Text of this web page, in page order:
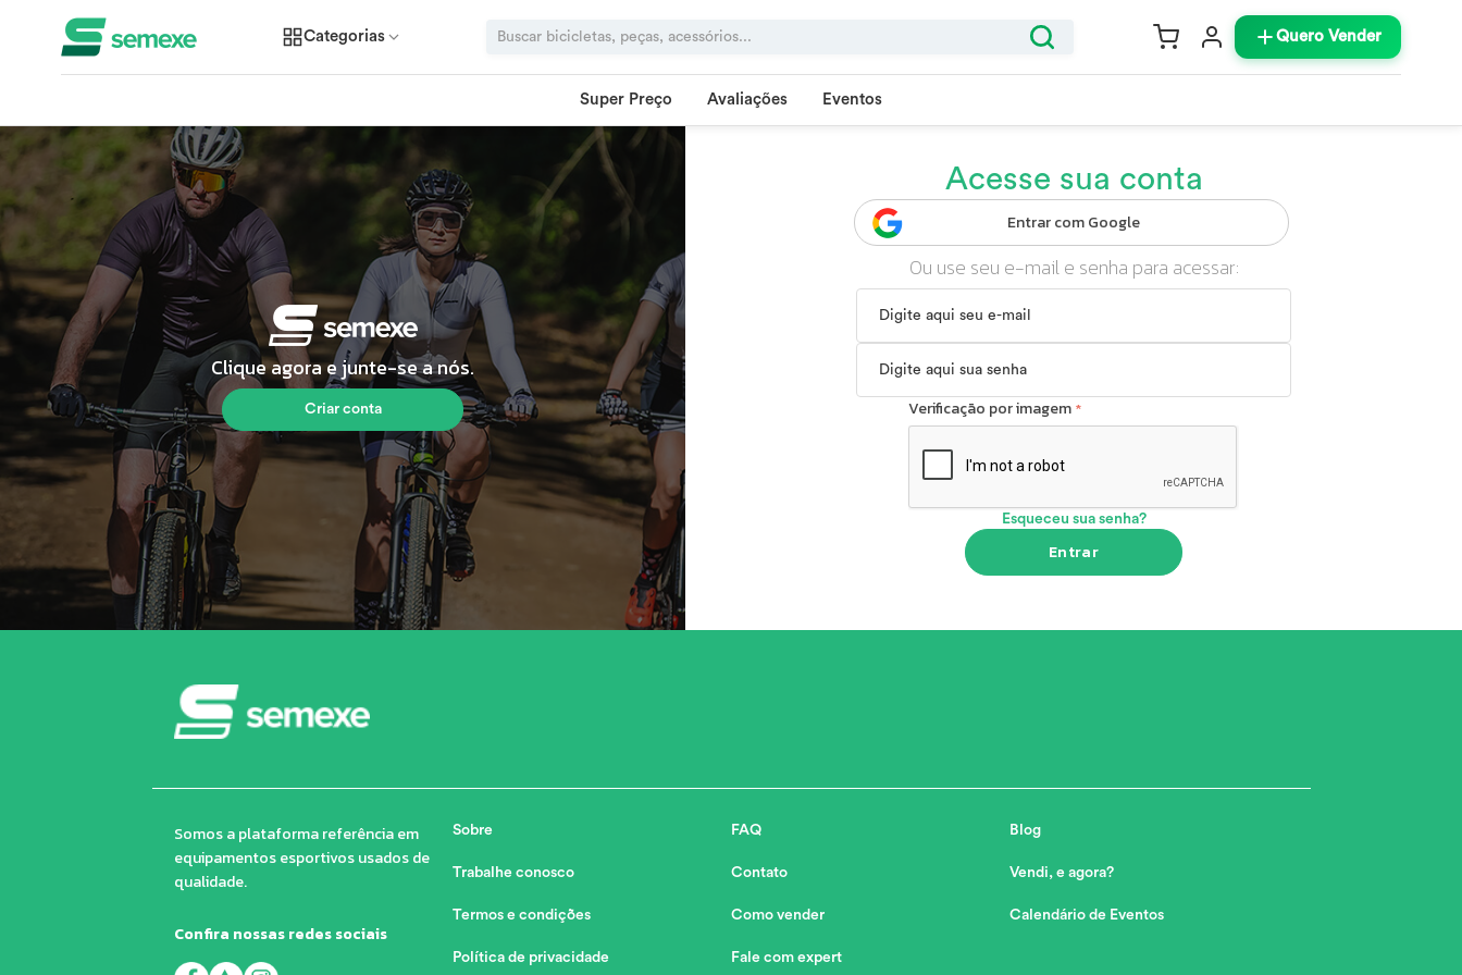
Categorias Quero Vender
Super Preço Avaliações Eventos
Clique agora e junte-se a nós.
Criar conta
Acesse sua conta
Entrar com Google
Ou use seu e-mail e senha para acessar:
Verificação por imagem
Esqueceu sua senha?
Entrar
Somos a plataforma referência em
equipamentos esportivos usados de
qualidade.
Confira nossas redes sociais
Sobre
Trabalhe conosco
Termos e condições
Política de privacidade
FAQ
Contato
Como vender
Fale com expert
Blog
Vendi, e agora?
Calendário de Eventos